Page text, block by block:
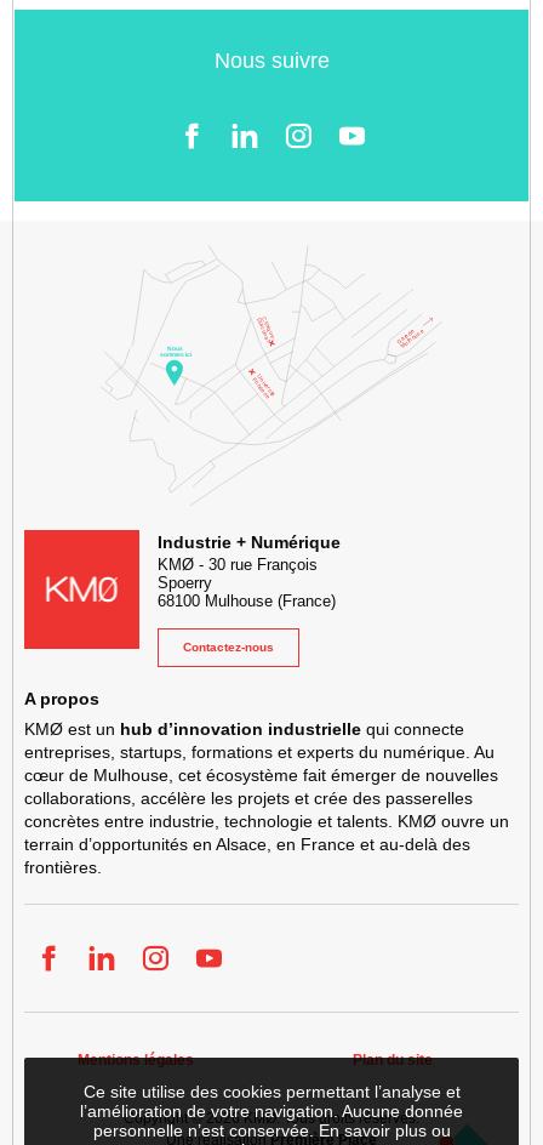
Nous suivre
KMØ Hub d’innovation industrielle et lieu événementiel au cœur
Industrie + Numérique
KMØ- 30 rue François
Spoerry
68100 Mulhouse (France)
Contactez-nous
A propos
KMØ est un hub d’innovation industrielle qui connecte
entreprises, startups, formations et experts du numérique. Au
cœur de Mulhouse, cet écosystème fait émerger de nouvelles
collaborations, accélère les projets et crée des passerelles
concrètes entre industrie, technologie et talents. KMØ ouvre un
terrain d’opportunités en Alsace, en France et au-delà des
frontières.
Mentions légales Plan du site
Copyright © 2026KMØ. Tous droits réservés.
Une réalisation Première Place
Ce site utilise des cookies permettant l’analyse et
l’amélioration de votre navigation. Aucune donnée
personnelle n’est conservée. En savoir plus ou